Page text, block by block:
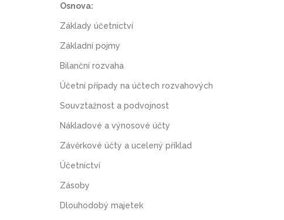
Osnova:
Základy účetnictví
Základní pojmy
Bilanční rozvaha
Účetní případy na účtech rozvahových
Souvztažnost a podvojnost
Nákladové a výnosové účty
Závěrkové účty a ucelený příklad
Účetnictví
Zásoby
Dlouhodobý majetek